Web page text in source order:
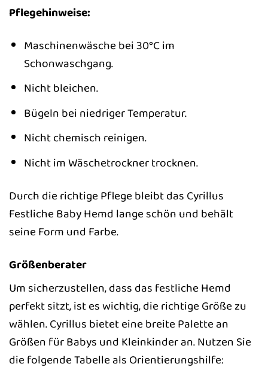
Pflegehinweise:
Maschinenwäsche bei 30°C im
Schonwaschgang.
Nicht bleichen.
Bügeln bei niedriger Temperatur.
Nicht chemisch reinigen.
Nicht im Wäschetrockner trocknen.
Durch die richtige Pflege bleibt das Cyrillus
Festliche Baby Hemd lange schön und behält
seine Form und Farbe.
Größenberater
Um sicherzustellen, dass das festliche Hemd
perfekt sitzt, ist es wichtig, die richtige Größe zu
wählen. Cyrillus bietet eine breite Palette an
Größen für Babys und Kleinkinder an. Nutzen Sie
die folgende Tabelle als Orientierungshilfe: